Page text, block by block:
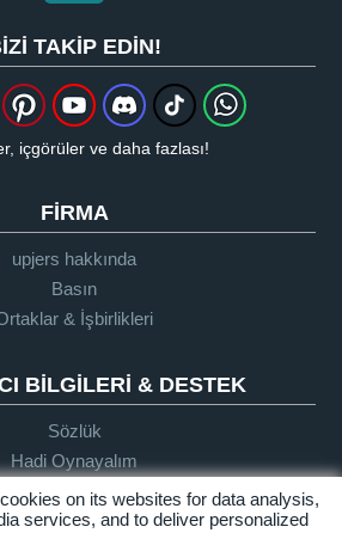
TAKIP EDIN!
içgörüler ve daha fazlası!
FIRMA
upjers hakkında
Basın
& İşbirlikleri
BILGILERI & DESTEK
Sözlük
Hadi Oynayalım
Destek
on its websites for data analysis,
services, and to deliver personalized